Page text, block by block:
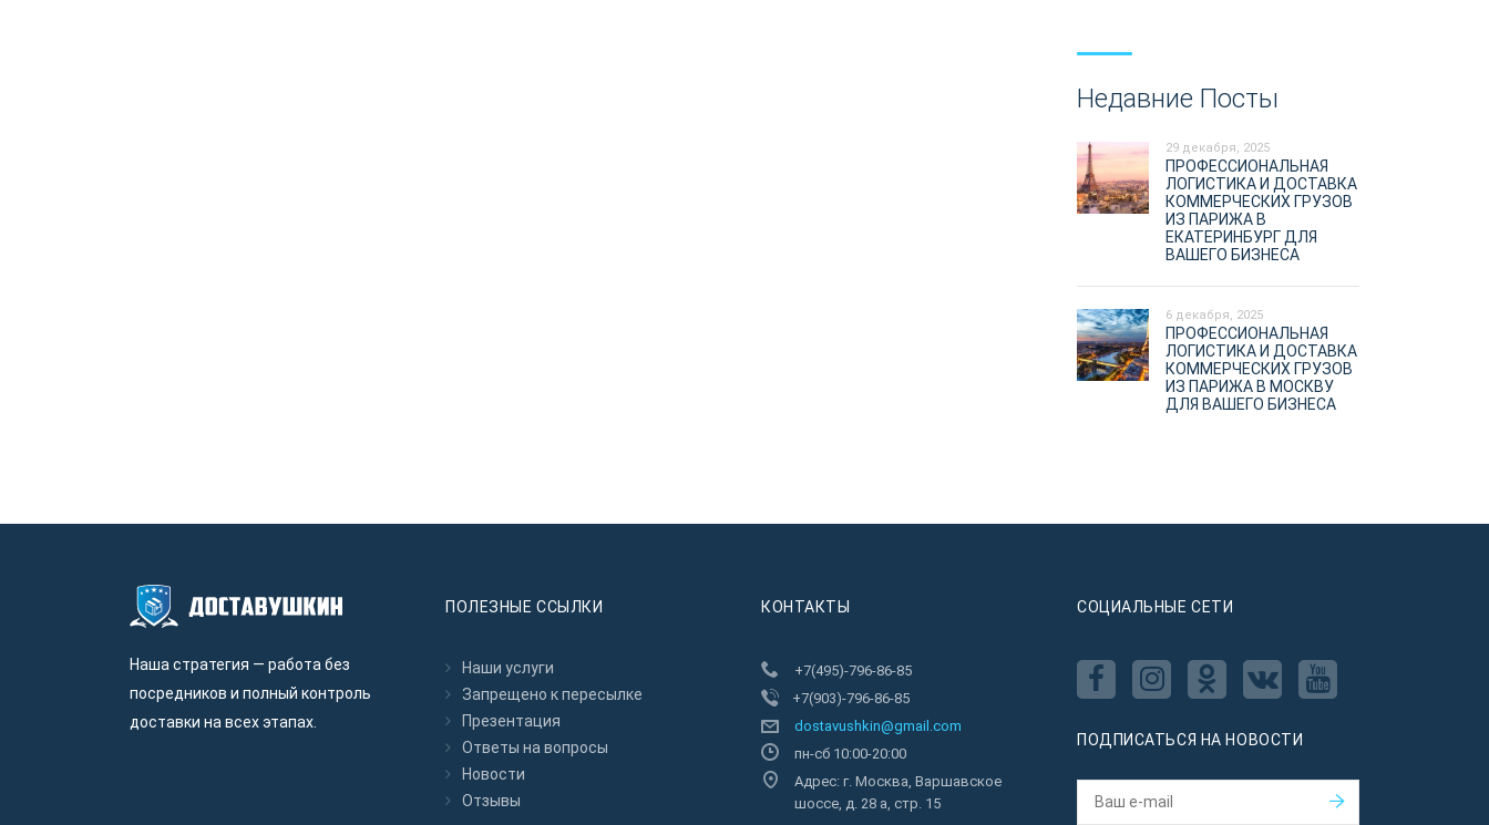
Недавние Посты
29 декабря, 2025
ПРОФЕССИОНАЛЬНАЯ
ЛОГИСТИКА И ДОСТАВКА
КОММЕРЧЕСКИХ ГРУЗОВ
ИЗ ПАРИЖА В
ЕКАТЕРИНБУРГ ДЛЯ
ВАШЕГО БИЗНЕСА
6 декабря, 2025
ПРОФЕССИОНАЛЬНАЯ
ЛОГИСТИКА И ДОСТАВКА
КОММЕРЧЕСКИХ ГРУЗОВ
ИЗ ПАРИЖА В МОСКВУ
ДЛЯ ВАШЕГО БИЗНЕСА
Наша стратегия — работа без
посредников и полный контроль
доставки на всех этапах.
ПОЛЕЗНЫЕ ССЫЛКИ
Наши услуги
Запрещено к пересылкe
Презентация
Ответы на вопросы
Новости
Отзывы
КОНТАКТЫ
+7(495)-796-86-85
+7(903)-796-86-85
dostavushkin@gmail.com
пн-сб 10:00-20:00
Адрес: г. Москва, Варшавское
шоссе, д. 28 а, стр. 15
CОЦИАЛЬНЫЕ СЕТИ
ПОДПИСАТЬСЯ НА НОВОСТИ